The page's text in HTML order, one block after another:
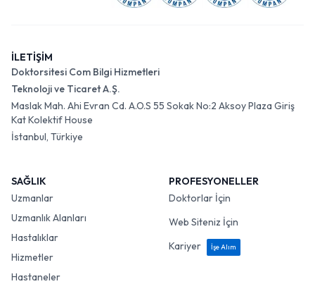
İLETİŞİM
Doktorsitesi Com Bilgi Hizmetleri
Teknoloji ve Ticaret A.Ş.
Maslak Mah. Ahi Evran Cd. A.O.S 55 Sokak No:2 Aksoy Plaza Giriş
Kat Kolektif House
İstanbul, Türkiye
SAĞLIK
Uzmanlar
Uzmanlık Alanları
Hastalıklar
Hizmetler
Hastaneler
PROFESYONELLER
Doktorlar İçin
Web Siteniz İçin
Kariyer
İşe Alım